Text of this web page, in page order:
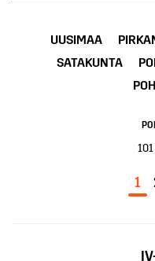
UUSIMAA
SATAKUNTA
101
1